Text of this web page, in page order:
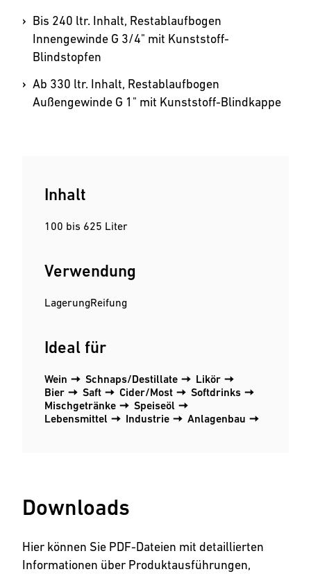
Bis 240 ltr. Inhalt, Restablauf­bogen
Innengewinde G 3/4" mit Kunststoff-
Blindstopfen
Ab 330 ltr. Inhalt, Restablauf­bogen
Außengewinde G 1" mit Kunststoff-Blindkappe
Inhalt
100 bis 625 Liter
Verwendung
LagerungReifung
Ideal für
Wein Schnaps/Destillate
Likör
Bier
Saft Cider/Most
Softdrinks
Mischgetränke
Speiseöl
Lebensmittel
Industrie Anlagenbau
Downloads
Hier können Sie PDF-Dateien mit detaillierten
Informationen über Produktausführungen,